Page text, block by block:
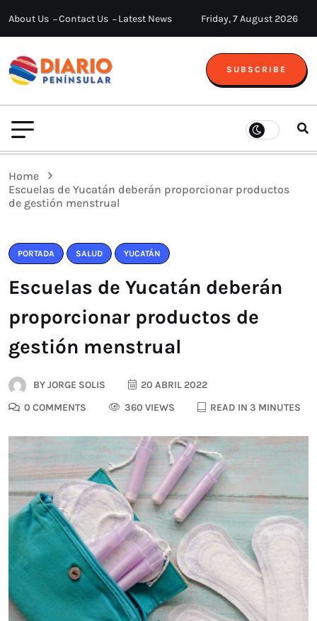
About Us Contact Us Latest News Friday, 7 August 2026
SUBSCRIBE
Home
Escuelas de Yucatán deberán proporcionar productos
de gestión menstrual
PORTADA SALUD YUCATÁN
Escuelas de Yucatán deberán
proporcionar productos de
gestión menstrual
BYJORGE SOLIS
20 ABRIL 2022
0 COMMENTS
360 VIEWS READ IN 3 MINUTES